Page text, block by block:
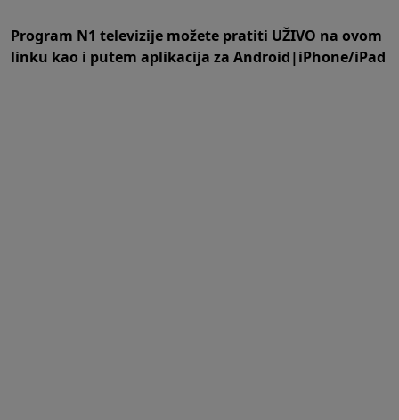
Program N1 televizije možete pratiti UŽIVO na ovom
linku kao i putem aplikacija za Android|iPhone/iPad